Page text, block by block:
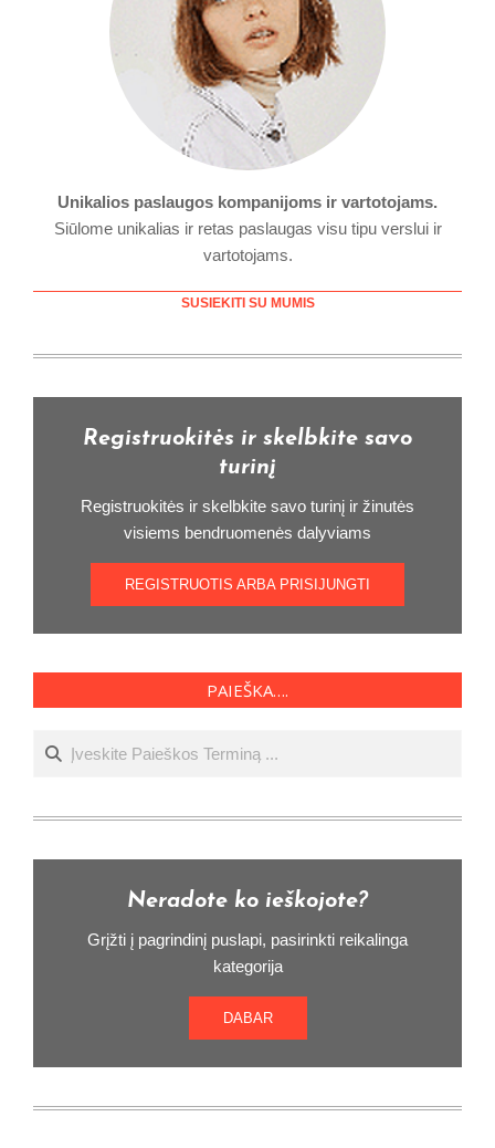
Unikalios paslaugos kompanijoms ir vartotojams.
Siūlome unikalias ir retas paslaugas visu tipu verslui ir
vartotojams.
SUSIEKITI SU MUMIS
Registruokitės ir skelbkite savo
turinį
Registruokitės ir skelbkite savo turinį ir žinutės
visiems bendruomenės dalyviams
REGISTRUOTIS ARBA PRISIJUNGTI
PAIEŠKA….
Ieškoti
Neradote ko ieškojote?
Grįžti į pagrindinį puslapi, pasirinkti reikalinga
kategorija
DABAR